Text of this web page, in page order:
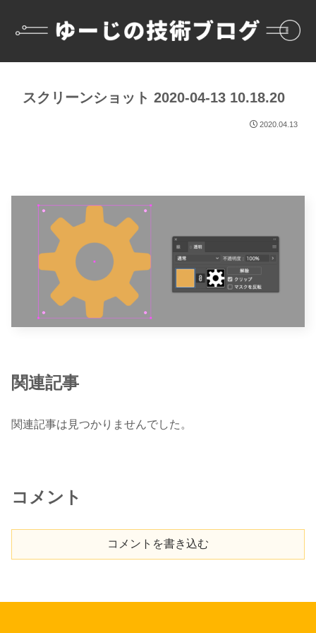
スクリーンショット 2020-04-13 10.18.20
2020.04.13
関連記事
関連記事は見つかりませんでした。
コメント
コメントを書き込む